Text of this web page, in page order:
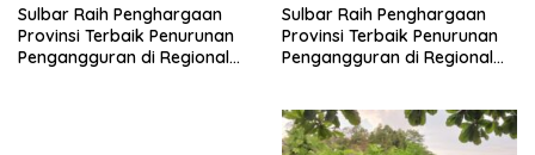
Sulbar Raih Penghargaan
Provinsi Terbaik Penurunan
Pengangguran di Regional
Sulbar Raih Penghargaan
Provinsi Terbaik Penurunan
Pengangguran di Regional